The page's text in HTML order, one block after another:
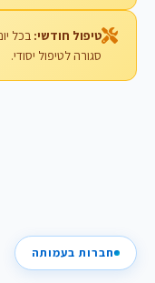
טיפול חודשי: בכל
סגורה לטיפול יסודי.
חברות בעמותה